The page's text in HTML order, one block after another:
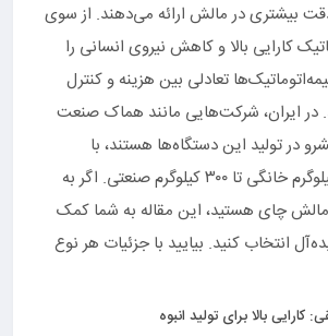
بیشتری در مالش ارائه می‌دهند. از سوی
کارایی بالا و کاهش نیروی انسانی را
تعادلی بین هزینه و کنترل
در ایران، شرکت‌هایی مانند هماک صنعت
در تولید این دستگاه‌ها هستند، با
ظرفیت‌هایی از ۱۵ کیلوگرم خانگی تا ۳۰۰ کیلوگرم صنعتی. اگر به
مالش چای هستید، این مقاله به شما کمک
انتخاب کنید. بیایید با جزئیات هر نوع
بالا برای تولید انبوه